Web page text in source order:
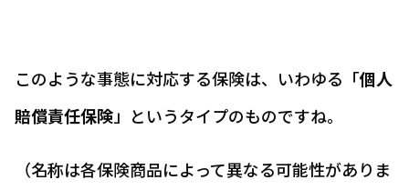
このような事態に対応する保険は、いわゆる「個人
賠償責任保険」というタイプのものですね。
（名称は各保険商品によって異なる可能性がありま